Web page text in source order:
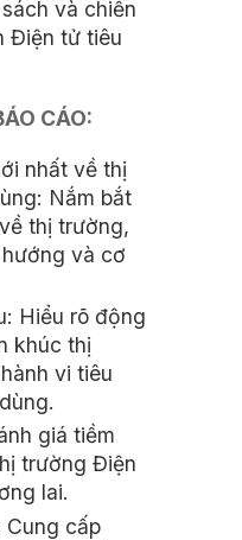
và chiến
Điện tử tiêu
CÁO:
nhất về thị
Nắm bắt
thị trường,
và cơ
Hiểu rõ động
khúc thị
vi tiêu
giá tiềm
trường Điện
lai.
Cung cấp